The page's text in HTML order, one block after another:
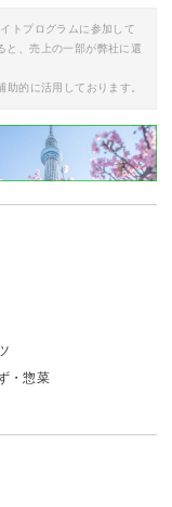
トプログラムに参加して
と、売上の一部が弊社に還
的に活用しております。
・惣菜